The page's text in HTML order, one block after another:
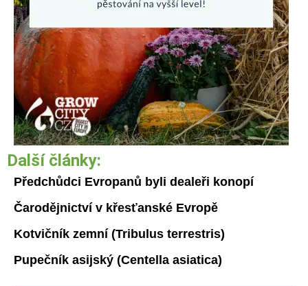
Další články:
Předchůdci Evropanů byli dealeři konopí
Čarodějnictví v křesťanské Evropě
Kotvičník zemní (Tribulus terrestris)
Pupečník asijský (Centella asiatica)